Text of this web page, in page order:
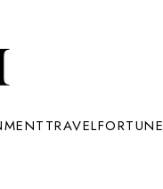
TRAVELFORTUNE